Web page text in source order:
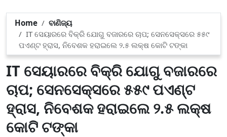
Home
ବାଣିଜ୍ୟ
IT ସେୟାରରେ ବିକ୍ରି ଯୋଗୁ ବଜାରରେ ଚାପ; ସେନସେକ୍ସରେ ୫୫୯
ପଏଣ୍ଟ ହ୍ରାସ, ନିବେଶକ ହରାଇଲେ ୨.୫ ଲକ୍ଷ କୋଟି ଟଙ୍କା
IT ସେୟାରରେ ବିକ୍ରି ଯୋଗୁ ବଜାରରେ
ଚାପ; ସେନସେକ୍ସରେ ୫୫୯ ପଏଣ୍ଟ
ହ୍ରାସ, ନିବେଶକ ହରାଇଲେ ୨.୫ ଲକ୍ଷ
କୋଟି ଟଙ୍କା